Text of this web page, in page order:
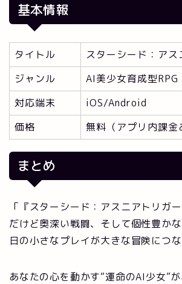
基本情報
タイトル
スターシード：アス
ジャンル
AI美少女育成型RPG
対応端末
iOS/Android
価格
無料（アプリ内課金
まとめ
「『スターシード：アスニアトリガ
だけど奥深い戦闘、そして個性豊か
日の小さなプレイが大きな冒険につ
あなたの心を動かす“運命のAI少女”